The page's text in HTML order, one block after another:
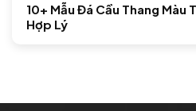
10+ Mẫu Đá Cầu Thang Màu
Hợp Lý